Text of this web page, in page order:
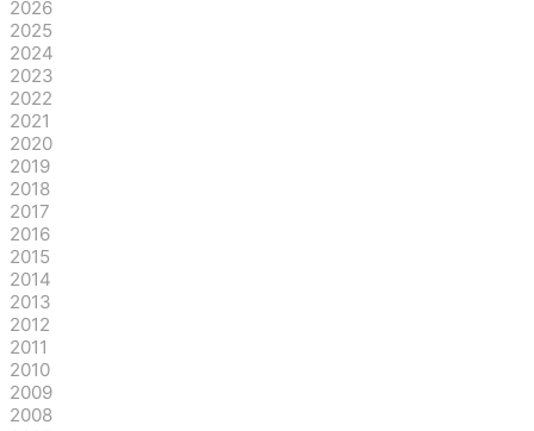
2026
2025
2024
2023
2022
2021
2020
2019
2018
2017
2016
2015
2014
2013
2012
2011
2010
2009
2008